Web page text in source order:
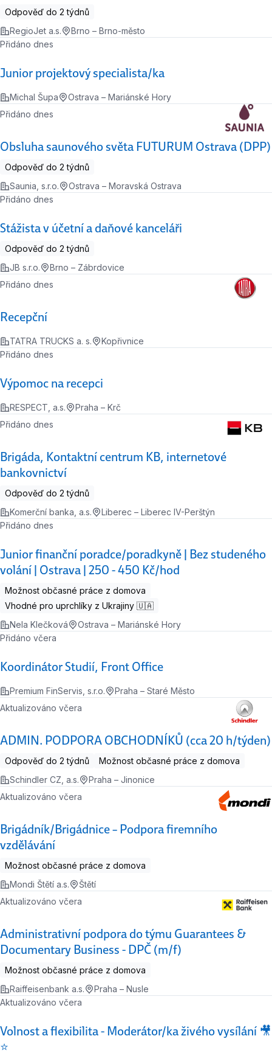
Odpověď do 2 týdnů
RegioJet a.s.
Brno – Brno-město
Junior projektový specialista/ka
Přidáno dnes
Michal Šupa Ostrava – Mariánské Hory
Obsluha saunového světa FUTURUM Ostrava (DPP)
Přidáno dnes
Odpověď do 2 týdnů
Saunia, s.r.o.
Ostrava – Moravská Ostrava
Stážista v účetní a daňové kanceláři
Přidáno dnes
Odpověď do 2 týdnů
JB s.r.o.
Brno – Zábrdovice
Recepční
Přidáno dnes
TATRA TRUCKS a. s. Kopřivnice
Výpomoc na recepci
Přidáno dnes
RESPECT, a.s. Praha – Krč
Brigáda, Kontaktní centrum KB, internetové
bankovnictví
Přidáno dnes
Odpověď do 2 týdnů
Komerční banka, a.s.
Liberec – Liberec IV-Perštýn
Junior finanční poradce/poradkyně | Bez studeného
volání | Ostrava | 250 - 450 Kč/hod
Přidáno dnes
Možnost občasné práce z domova
Vhodné pro uprchlíky z Ukrajiny 🇺🇦
Nela Klečková
Ostrava – Mariánské Hory
Koordinátor Studií, Front Office
Přidáno včera
Premium FinServis, s.r.o. Praha – Staré Město
ADMIN. PODPORA OBCHODNÍKŮ (cca 20 h/týden)
Aktualizováno včera
Odpověď do 2 týdnů
Možnost občasné práce z domova
Schindler CZ, a.s.
Praha – Jinonice
Brigádník/Brigádnice – Podpora firemního
vzdělávání
Aktualizováno včera
Možnost občasné práce z domova
Mondi Štětí a.s.
Štětí
Administrativní podpora do týmu Guarantees &
Documentary Business - DPČ (m/f)
Aktualizováno včera
Možnost občasné práce z domova
Raiffeisenbank a.s.
Praha – Nusle
Volnost a flexibilita - Moderátor/ka živého vysílání 🎥
⭐️
Aktualizováno včera